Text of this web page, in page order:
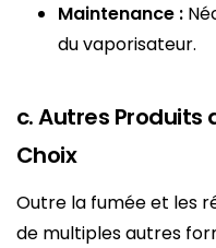
Maintenance :
du vaporisateur.
c. Autres Produits
Choix
Outre la fumée et les
de multiples autres